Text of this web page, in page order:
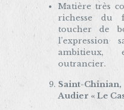
Matière très
richesse du
toucher de
ambitieux,
outrancier.
Saint-
Audier « Le